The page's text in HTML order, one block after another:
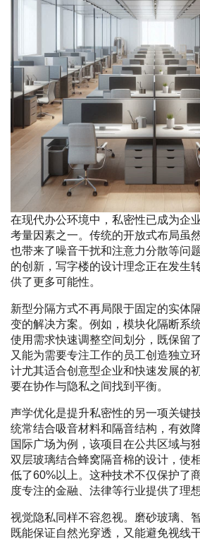
在现代办公环境中，私密性已成为企
考量因素之一。传统的开放式布局虽
也带来了噪音干扰和注意力分散等问
的创新，写字楼的设计理念正在发生
供了更多可能性。
新型分隔方式不再局限于固定的实体
变的解决方案。例如，模块化隔断系
使用需求快速调整空间划分，既保留
又能为需要专注工作的员工创造独立
计尤其适合创意型企业和快速发展的
要在协作与隐私之间找到平衡。
声学优化是提升私密性的另一项关键
统常结合吸音材料和隔音结构，有效
国际广场为例，该项目在公共区域与
双层玻璃结合蜂窝隔音棉的设计，使
低了60%以上。这种技术不仅保护了
度专注的金融、法律等行业提供了理想
视觉隐私同样不容忽视。磨砂玻璃、
既能保证自然光穿透，又能避免视线